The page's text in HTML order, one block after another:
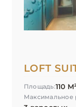
LOFT
Площадь:110
Максимальное